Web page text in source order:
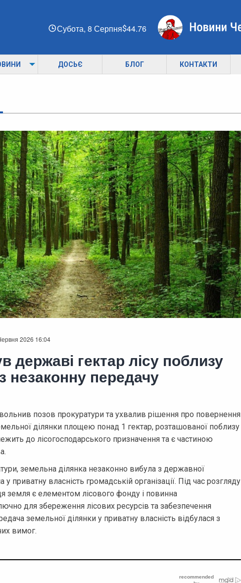
Субота, 8 Серпня 44.76
ДОСЬЄ БЛОГ КОНТАКТИ
2026 16:04
державі гектар лісу поблизу
незаконну передачу
позов прокуратури та ухвалив рішення про повернення
ділянки площею понад 1 гектар, розташованої поблизу
до лісогосподарського призначення та є частиною
земельна ділянка незаконно вибула з державної
у приватну власність громадській організації. Під час розгляду
земля є елементом лісового фонду і повинна
для збереження лісових ресурсів та забезпечення
земельної ділянки у приватну власність відбулася з
вимог.